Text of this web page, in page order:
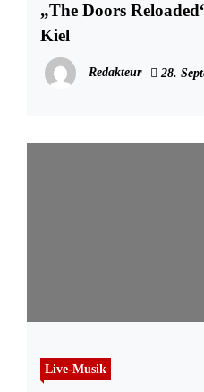
„The Doors
Kiel
Redakteur 28.
Live-Musik